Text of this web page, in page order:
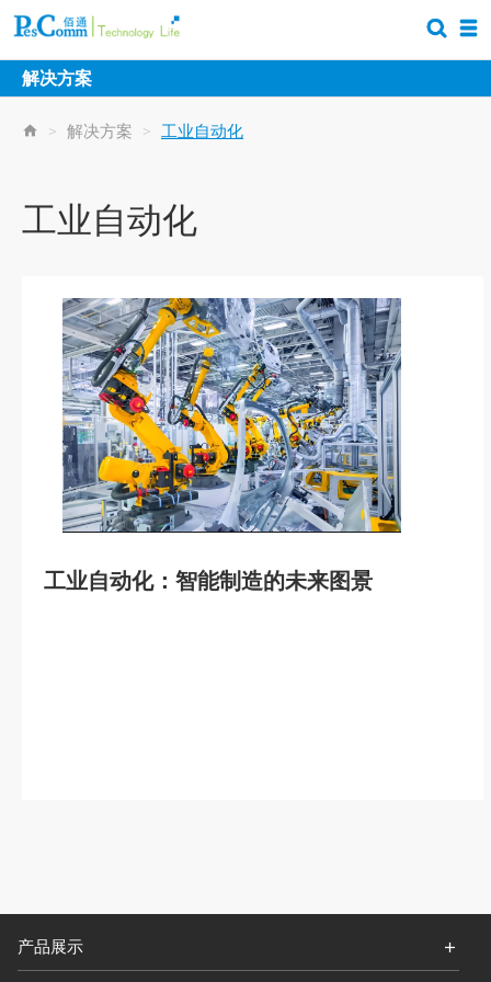
解决方案
> 解决方案 > 工业自动化
工业自动化
工业自动化：智能制造的未来图景
产品展示